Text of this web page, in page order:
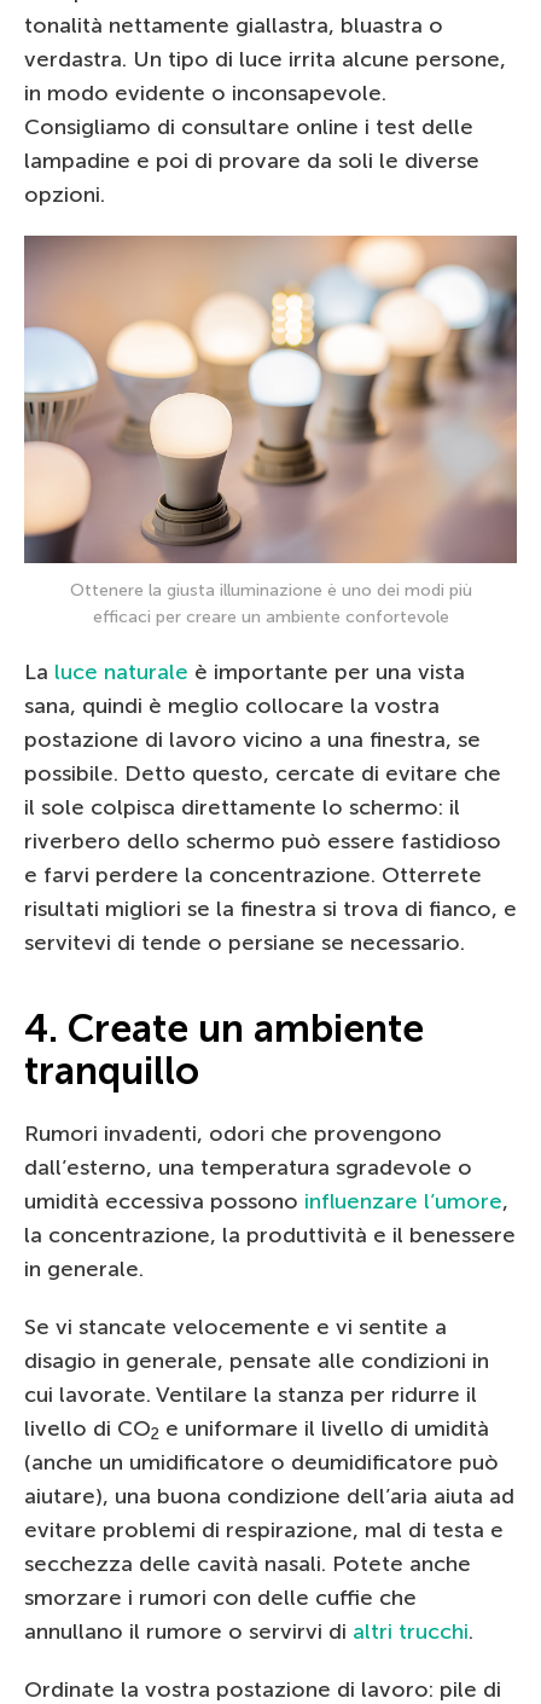
tonalità nettamente giallastra, bluastra o
verdastra. Un tipo di luce irrita alcune persone,
in modo evidente o inconsapevole.
Consigliamo di consultare online i test delle
lampadine e poi di provare da soli le diverse
opzioni.
Ottenere la giusta illuminazione è uno dei modi più
efficaci per creare un ambiente confortevole
La luce naturale è importante per una vista
sana, quindi è meglio collocare la vostra
postazione di lavoro vicino a una finestra, se
possibile. Detto questo, cercate di evitare che
il sole colpisca direttamente lo schermo: il
riverbero dello schermo può essere fastidioso
e farvi perdere la concentrazione. Otterrete
risultati migliori se la finestra si trova di fianco, e
servitevi di tende o persiane se necessario.
4. Create un ambiente
tranquillo
Rumori invadenti, odori che provengono
dall’esterno, una temperatura sgradevole o
umidità eccessiva possono influenzare l’umore,
la concentrazione, la produttività e il benessere
in generale.
Se vi stancate velocemente e vi sentite a
disagio in generale, pensate alle condizioni in
cui lavorate. Ventilare la stanza per ridurre il
livello di CO2 e uniformare il livello di umidità
(anche un umidificatore o deumidificatore può
aiutare), una buona condizione dell’aria aiuta ad
evitare problemi di respirazione, mal di testa e
secchezza delle cavità nasali. Potete anche
smorzare i rumori con delle cuffie che
annullano il rumore o servirvi di altri trucchi.
Ordinate la vostra postazione di lavoro: pile di